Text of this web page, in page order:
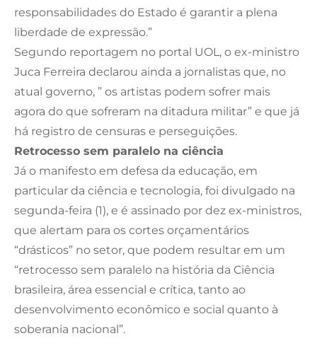
responsabilidades do Estado é garantir a plena
liberdade de expressão.”
Segundo reportagem no portal UOL, o ex-ministro
Juca Ferreira declarou ainda a jornalistas que, no
atual governo, ” os artistas podem sofrer mais
agora do que sofreram na ditadura militar” e que já
há registro de censuras e perseguições.
Retrocesso sem paralelo na ciência
Já o manifesto em defesa da educação, em
particular da ciência e tecnologia, foi divulgado na
segunda-feira (1), e é assinado por dez ex-ministros,
que alertam para os cortes orçamentários
“drásticos” no setor, que podem resultar em um
“retrocesso sem paralelo na história da Ciência
brasileira, área essencial e crítica, tanto ao
desenvolvimento econômico e social quanto à
soberania nacional”.